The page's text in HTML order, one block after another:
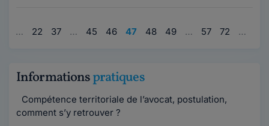
… 22 37 … 45 46 47 48 49 … 57 72 …
Informationspratiques
Compétence territoriale de l’avocat, postulation,
comment s’y retrouver ?